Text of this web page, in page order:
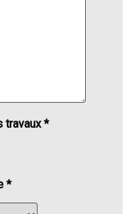
travaux *
*